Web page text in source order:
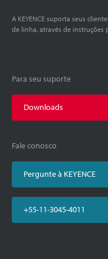
A KEYENCE suporta seus
de linha, através de instruções
Para seu suporte
Downloads
Fale conosco
Pergunte à KEYENCE
+55-11-3045-4011